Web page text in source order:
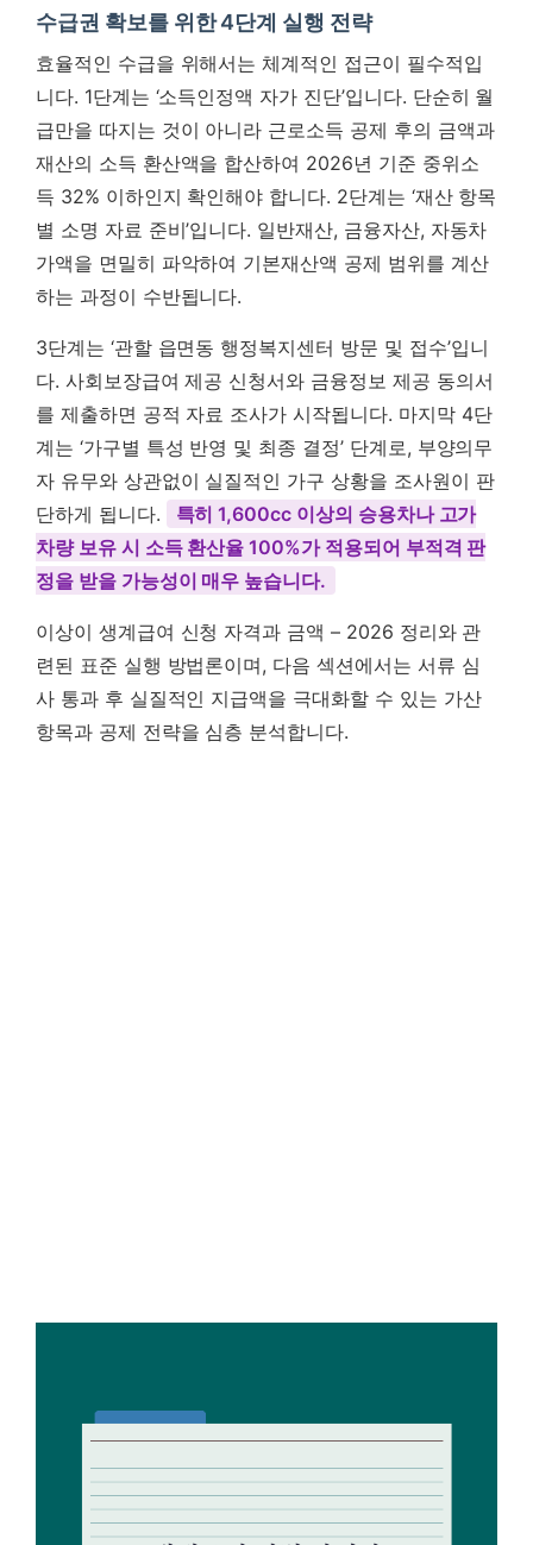
수급권 확보를 위한 4단계 실행 전략
효율적인 수급을 위해서는 체계적인 접근이 필수적입
니다. 1단계는 ‘소득인정액 자가 진단’입니다. 단순히 월
급만을 따지는 것이 아니라 근로소득 공제 후의 금액과
재산의 소득 환산액을 합산하여 2026년 기준 중위소
득 32% 이하인지 확인해야 합니다. 2단계는 ‘재산 항목
별 소명 자료 준비’입니다. 일반재산, 금융자산, 자동차
가액을 면밀히 파악하여 기본재산액 공제 범위를 계산
하는 과정이 수반됩니다.
3단계는 ‘관할 읍면동 행정복지센터 방문 및 접수’입니
다. 사회보장급여 제공 신청서와 금융정보 제공 동의서
를 제출하면 공적 자료 조사가 시작됩니다. 마지막 4단
계는 ‘가구별 특성 반영 및 최종 결정’ 단계로, 부양의무
자 유무와 상관없이 실질적인 가구 상황을 조사원이 판
단하게 됩니다.
특히 1,600cc 이상의 승용차나 고가
차량 보유 시 소득 환산율 100%가 적용되어 부적격 판
정을 받을 가능성이 매우 높습니다.
이상이 생계급여 신청 자격과 금액 – 2026 정리와 관
련된 표준 실행 방법론이며, 다음 섹션에서는 서류 심
사 통과 후 실질적인 지급액을 극대화할 수 있는 가산
항목과 공제 전략을 심층 분석합니다.